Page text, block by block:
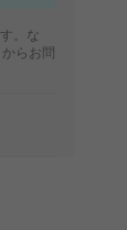
。な
らお問